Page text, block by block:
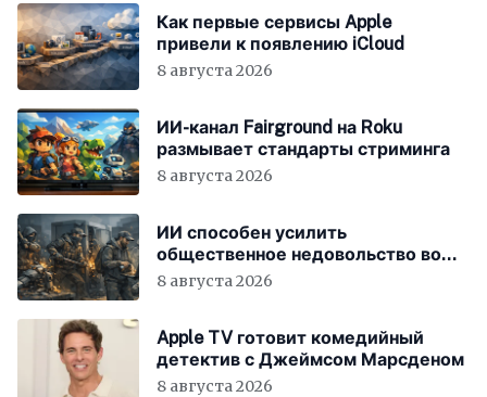
Как первые сервисы Apple
привели к появлению iCloud
8 августа 2026
ИИ-канал Fairground на Roku
размывает стандарты стриминга
8 августа 2026
ИИ способен усилить
общественное недовольство во
всём мире
8 августа 2026
Apple TV готовит комедийный
детектив с Джеймсом Марсденом
8 августа 2026